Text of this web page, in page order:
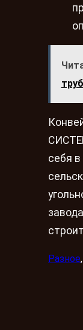
себя в
Разное,